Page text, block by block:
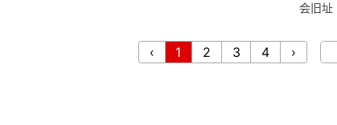
会旧址
‹ 1 2 3 4 ›